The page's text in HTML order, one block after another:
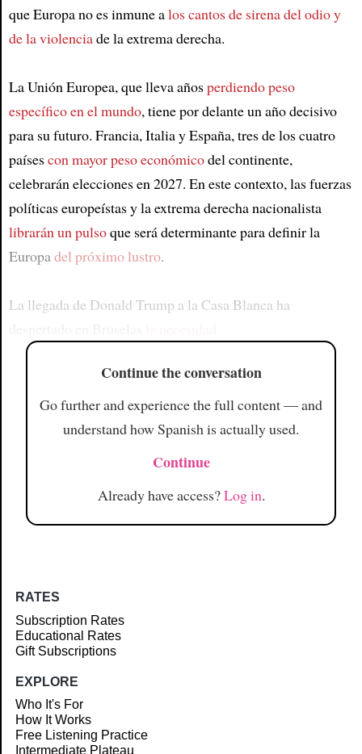
que Europa no es inmune alos cantos de sirena del odio y
de la violenciade la extrema derecha.
La Unión Europea, que lleva añosperdiendo peso
específico en el mundo, tiene por delante un año decisivo
para su futuro. Francia, Italia y España, tres de los cuatro
paísescon mayor peso económicodel continente,
celebrarán elecciones en 2027. En este contexto, las fuerzas
políticas europeístas y la extrema derecha nacionalista
librarán un pulsoque será determinante para definir la
Europadel próximo lustro.
La llegada de Donald Trump a la Casa Blanca ha
Continue the conversation
Go further and experience the full content — and
understand how Spanish is actually used.
Continue
Already have access?Log in.
RATES
Subscription Rates
Educational Rates
Gift Subscriptions
EXPLORE
Who It's For
How It Works
Free Listening Practice
Intermediate Plateau